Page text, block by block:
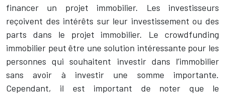
financer un projet immobilier. Les investisseurs
reçoivent des intérêts sur leur investissement ou des
parts dans le projet immobilier. Le crowdfunding
immobilier peut être une solution intéressante pour les
personnes qui souhaitent investir dans l’immobilier
sans avoir à investir une somme importante.
Cependant, il est important de noter que le